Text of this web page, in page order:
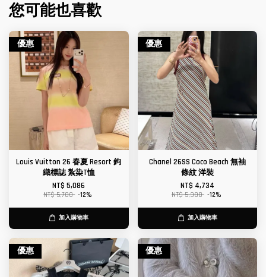
您可能也喜歡
優惠
Louis Vuitton 26 春夏 Resort 鉤
織標誌 紮染T恤
NT$ 5,086
NT$ 5,780 -12%
加入購物車
優惠
Chanel 26SS Coco Beach 無袖
條紋 洋裝
NT$ 4,734
NT$ 5,380 -12%
加入購物車
優惠 優惠